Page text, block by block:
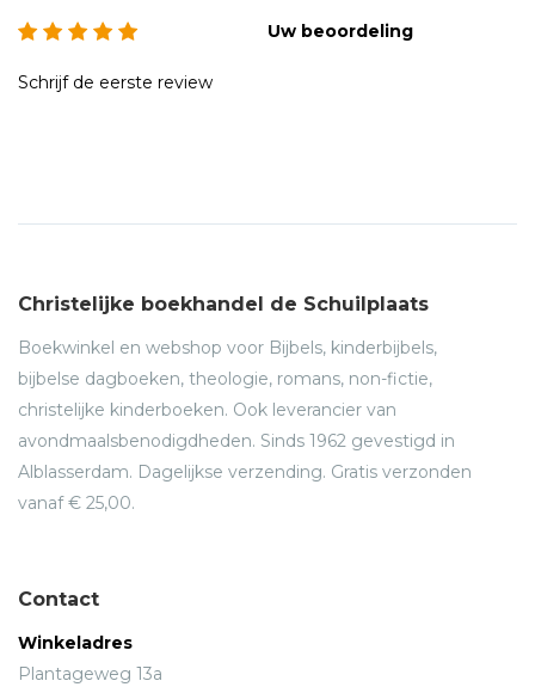
universiteit van Uppsala (Zweden); gardiaan van de
Roy Tepe (1946), zelfstandig onderzoeker'iconografie van
provincie van de minderbroeders franciscanen;
gardiaan van de communiteit van de franciscanen te
Utrecht
Uw beoordeling
Schrijf de eerste review
Christelijke boekhandel de Schuilplaats
Boekwinkel en webshop voor Bijbels, kinderbijbels,
bijbelse dagboeken, theologie, romans, non-fictie,
christelijke kinderboeken. Ook leverancier van
avondmaalsbenodigdheden. Sinds 1962 gevestigd in
Alblasserdam. Dagelijkse verzending. Gratis verzonden
vanaf € 25,00.
Contact
Winkeladres
Plantageweg 13a